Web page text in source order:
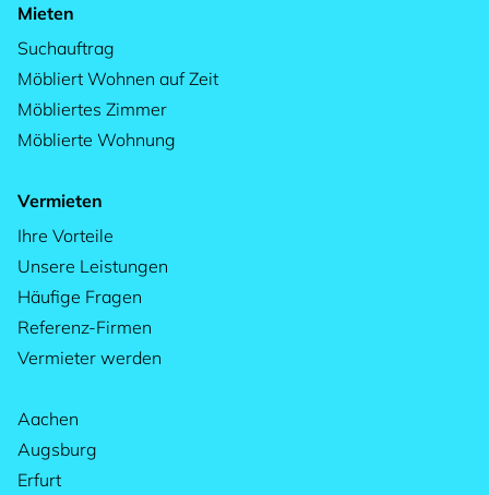
Mieten
Suchauftrag
Möbliert Wohnen auf Zeit
Möbliertes Zimmer
Möblierte Wohnung
Vermieten
Ihre Vorteile
Unsere Leistungen
Häufige Fragen
Referenz-Firmen
Vermieter werden
Aachen
Augsburg
Erfurt